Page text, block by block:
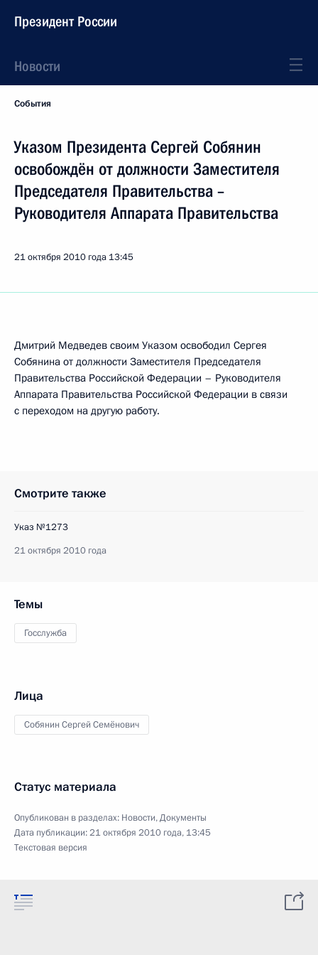
Президент России
Новости
События
Указом Президента Сергей Собянин
освобождён от должности Заместителя
Председателя Правительства –
Руководителя Аппарата Правительства
21 октября 2010 года 13:45
Дмитрий Медведев своим Указом освободил Сергея
Собянина от должности Заместителя Председателя
Правительства Российской Федерации – Руководителя
Аппарата Правительства Российской Федерации в связи
с переходом на другую работу.
Смотрите также
Указ №1273
21 октября 2010 года
Темы
Госслужба
Лица
Собянин Сергей Семёнович
Статус материала
Опубликован в разделах: Новости,Документы
Дата публикации:21 октября 2010 года, 13:45
Текстовая версия